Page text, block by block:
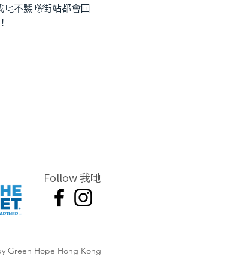
不嬲喺街站都會回
Follow 我哋
Green Hope Hong Kong